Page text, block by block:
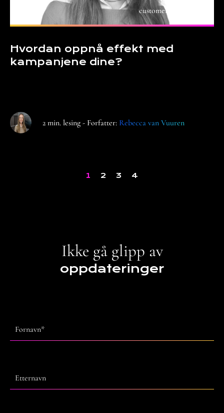
customer experience
Hvordan oppnå effekt med
kampanjene dine?
2 min. lesing - Forfatter: Rebecca van Vuuren
1 2 3 4
Ikke gå glipp av
oppdateringer
Fornavn*
Etternavn